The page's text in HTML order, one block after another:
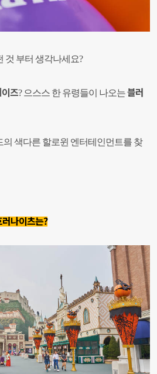
것 부터 생각나세요?
즈? 으스스 한 유령들이 나오는블러
의 색다른 할로윈 엔터테인먼트를 찾
나이츠는?